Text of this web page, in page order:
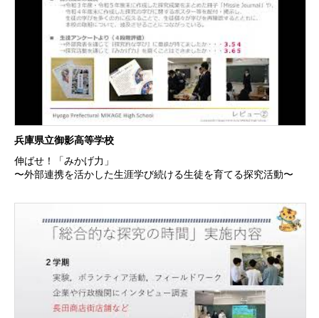
兵庫県立御影高等学校
伸ばせ！「みかげ力」
〜外部連携を活かした生涯学び続ける生徒を育てる探究活動〜